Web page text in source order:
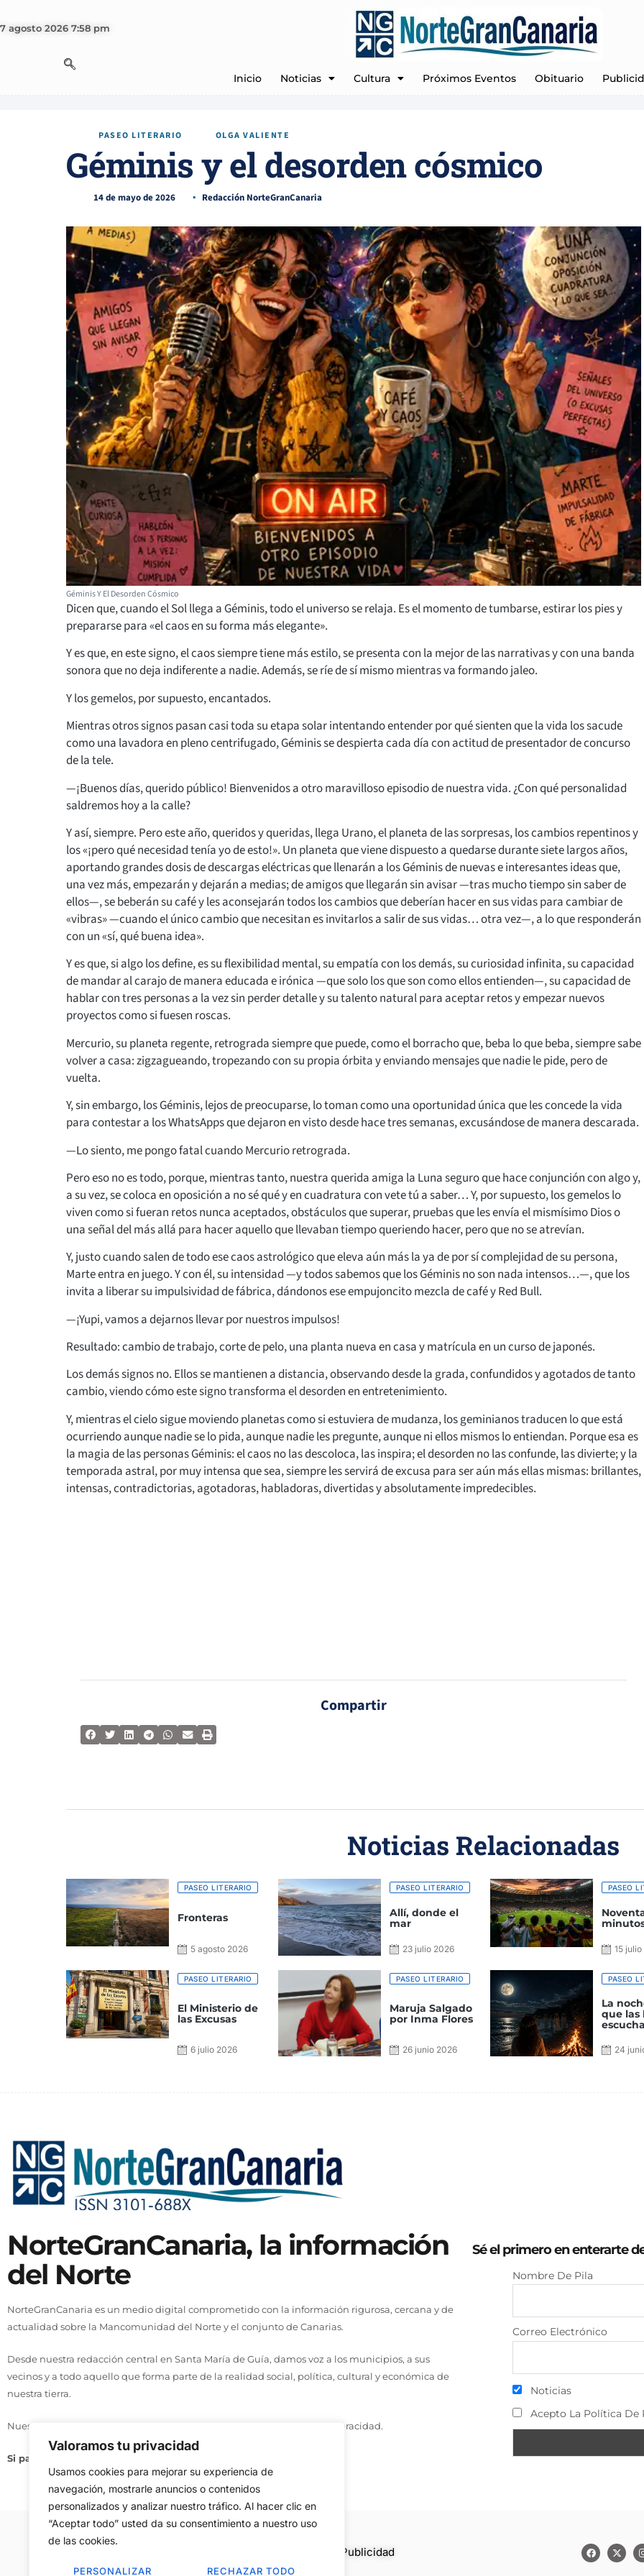
Valoramos tu privacidad
Usamos cookies para mejorar su experiencia de
navegación, mostrarle anuncios o contenidos
personalizados y analizar nuestro tráfico. Al hacer clic en
“Aceptar todo” usted da su consentimiento a nuestro uso
de las cookies.
PERSONALIZAR RECHAZAR TODO
7 agosto 2026 7:58 pm
Inicio Noticias Cultura Próximos Eventos Obituario
PASEO LITERARIO OLGA VALIENTE
Géminis y el desorden cósmico
14 de mayo de 2026 Redacción NorteGranCanaria
Géminis Y El Desorden Cósmico
Dicen que, cuando el Sol llega a Géminis, todo el universo se relaja. Es el momento de tumbarse, estirar los pies y
prepararse para «el caos en su forma más elegante».
Y es que, en este signo, el caos siempre tiene más estilo, se presenta con la mejor de las narrativas y con una banda
sonora que no deja indiferente a nadie. Además, se ríe de sí mismo mientras va formando jaleo.
Y los gemelos, por supuesto, encantados.
Mientras otros signos pasan casi toda su etapa solar intentando entender por qué sienten que la vida los sacude
como una lavadora en pleno centrifugado, Géminis se despierta cada día con actitud de presentador de concurso
de la tele.
—¡Buenos días, querido público! Bienvenidos a otro maravilloso episodio de nuestra vida. ¿Con qué personalidad
saldremos hoy a la calle?
Y así, siempre. Pero este año, queridos y queridas, llega Urano, el planeta de las sorpresas, los cambios repentinos y
los «¡pero qué necesidad tenía yo de esto!». Un planeta que viene dispuesto a quedarse durante siete largos años,
aportando grandes dosis de descargas eléctricas que llenarán a los Géminis de nuevas e interesantes ideas que,
una vez más, empezarán y dejarán a medias; de amigos que llegarán sin avisar —tras mucho tiempo sin saber de
ellos—, se beberán su café y les aconsejarán todos los cambios que deberían hacer en sus vidas para cambiar de
«vibras» —cuando el único cambio que necesitan es invitarlos a salir de sus vidas… otra vez—, a lo que responderán
con un «sí, qué buena idea».
Y es que, si algo los define, es su flexibilidad mental, su empatía con los demás, su curiosidad infinita, su capacidad
de mandar al carajo de manera educada e irónica —que solo los que son como ellos entienden—, su capacidad de
hablar con tres personas a la vez sin perder detalle y su talento natural para aceptar retos y empezar nuevos
proyectos como si fuesen roscas.
Mercurio, su planeta regente, retrograda siempre que puede, como el borracho que, beba lo que beba, siempre sabe
volver a casa: zigzagueando, tropezando con su propia órbita y enviando mensajes que nadie le pide, pero de
vuelta.
Y, sin embargo, los Géminis, lejos de preocuparse, lo toman como una oportunidad única que les concede la vida
para contestar a los WhatsApps que dejaron en visto desde hace tres semanas, excusándose de manera descarada.
—Lo siento, me pongo fatal cuando Mercurio retrograda.
Pero eso no es todo, porque, mientras tanto, nuestra querida amiga la Luna seguro que hace conjunción con algo y,
a su vez, se coloca en oposición a no sé qué y en cuadratura con vete tú a saber… Y, por supuesto, los gemelos lo
viven como si fueran retos nunca aceptados, obstáculos que superar, pruebas que les envía el mismísimo Dios o
una señal del más allá para hacer aquello que llevaban tiempo queriendo hacer, pero que no se atrevían.
Y, justo cuando salen de todo ese caos astrológico que eleva aún más la ya de por sí complejidad de su persona,
Marte entra en juego. Y con él, su intensidad —y todos sabemos que los Géminis no son nada intensos…—, que los
invita a liberar su impulsividad de fábrica, dándonos ese empujoncito mezcla de café y Red Bull.
—¡Yupi, vamos a dejarnos llevar por nuestros impulsos!
Resultado: cambio de trabajo, corte de pelo, una planta nueva en casa y matrícula en un curso de japonés.
Los demás signos no. Ellos se mantienen a distancia, observando desde la grada, confundidos y agotados de tanto
cambio, viendo cómo este signo transforma el desorden en entretenimiento.
Y, mientras el cielo sigue moviendo planetas como si estuviera de mudanza, los geminianos traducen lo que está
ocurriendo aunque nadie se lo pida, aunque nadie les pregunte, aunque ni ellos mismos lo entiendan. Porque esa es
la magia de las personas Géminis: el caos no las descoloca, las inspira; el desorden no las confunde, las divierte; y la
temporada astral, por muy intensa que sea, siempre les servirá de excusa para ser aún más ellas mismas: brillantes,
intensas, contradictorias, agotadoras, habladoras, divertidas y absolutamente impredecibles.
Compartir
Noticias Relacionadas
PASEO LITERARIO
Fronteras
5 agosto 2026
PASEO LITERARIO
Allí, donde el
mar
23 julio 2026
PASEO
15
PASEO LITERARIO
El Ministerio de
las Excusas
6 julio 2026
PASEO LITERARIO
Maruja Salgado
por Inma Flores
26 junio 2026
PASEO
La
que las
24
NorteGranCanaria, la información
del Norte
NorteGranCanaria es un medio digital comprometido con la información rigurosa, cercana y de
actualidad sobre la Mancomunidad del Norte y el conjunto de Canarias.
Desde nuestra redacción central en Santa María de Guía, damos voz a los municipios, a sus
vecinos y a todo aquello que forma parte de la realidad social, política, cultural y económica de
nuestra tierra.
Nuestro compromiso se basa en tres principios: actualidad, cercanía y veracidad.
Si pasa en el Norte, te lo contamos aquí.
Sé el primero en enterarte
Nombre De Pila
Correo Electrónico
Noticias
Acepto La Política De
Publicidad